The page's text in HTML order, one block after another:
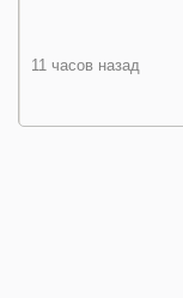
11 часов назад